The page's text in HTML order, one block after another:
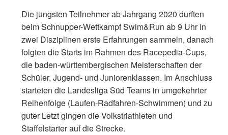
Die jüngsten Teilnehmer ab Jahrgang 2020 durften
beim Schnupper-Wettkampf Swim&Run ab 9 Uhr in
zwei Disziplinen erste Erfahrungen sammeln, danach
folgten die Starts im Rahmen des Racepedia-Cups,
die baden-württembergischen Meisterschaften der
Schüler, Jugend- und Juniorenklassen. Im Anschluss
starteten die Landesliga Süd Teams in umgekehrter
Reihenfolge (Laufen-Radfahren-Schwimmen) und zu
guter Letzt gingen die Volkstriathleten und
Staffelstarter auf die Strecke.